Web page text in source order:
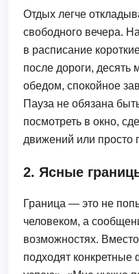
Отдых легче
свободного вечера.
в расписание
после дороги, десять
обедом, спокойное
Пауза не обязана
посмотреть в окно,
движений или просто
2. Ясные
Граница — это не
человеком, а
возможностях.
подходят